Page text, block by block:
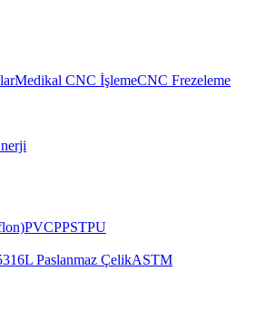
Medikal CNC İşlemeCNC Frezeleme
PVCPPSTPU
316L Paslanmaz ÇelikASTM